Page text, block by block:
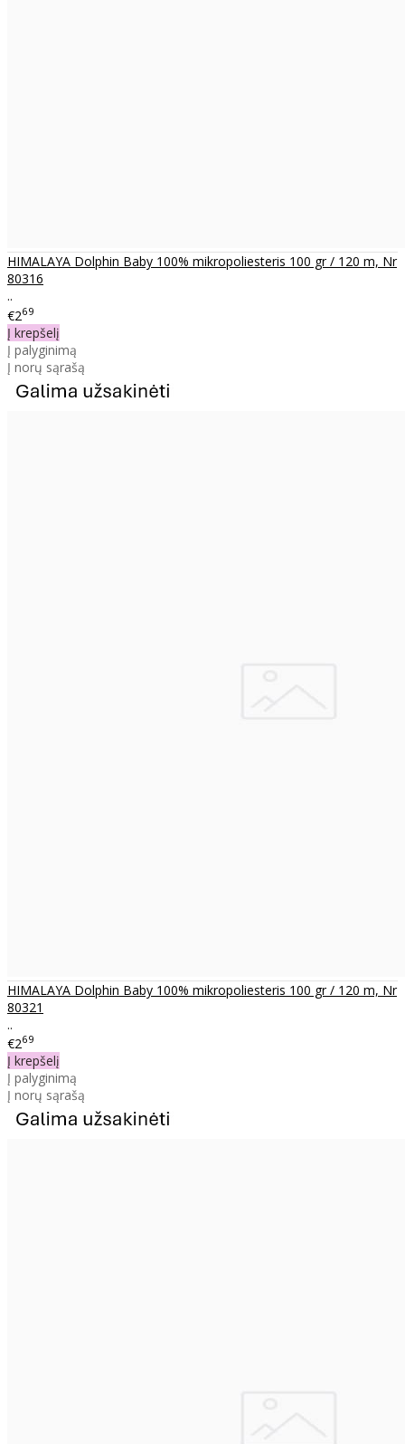
HIMALAYA Dolphin Baby 100% mikropoliesteris 100 gr / 120 m, Nr
80316
..
€269
Į krepšelį
Į palyginimą
Į norų sąrašą
HIMALAYA Dolphin Baby 100% mikropoliesteris 100 gr / 120 m, Nr
80321
..
€269
Į krepšelį
Į palyginimą
Į norų sąrašą